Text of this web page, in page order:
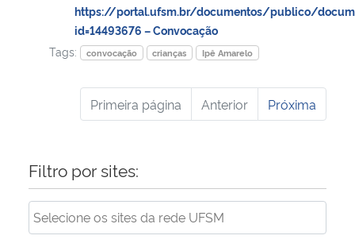
https://portal.ufsm.br/documentos/publico/
id=14493676 – Convocação
Tags:
convocação crianças Ipê Amarelo
Primeira página Anterior Próxima
Filtro por sites: